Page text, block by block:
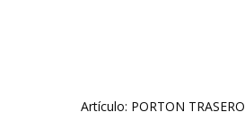
Artículo: PORTON TRASERO